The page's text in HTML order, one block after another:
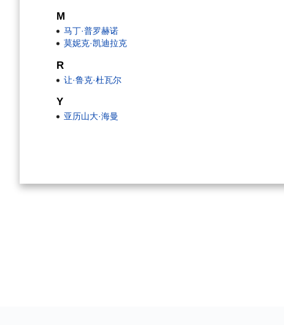
M
马丁·普罗赫诺
莫妮克·凯迪拉克
R
让·鲁克·杜瓦尔
Y
亚历山大·海曼